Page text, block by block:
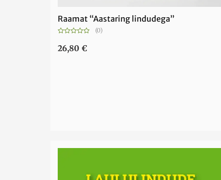
Raamat “Aastaring lindudega”
0
/
(0)
26,80 €